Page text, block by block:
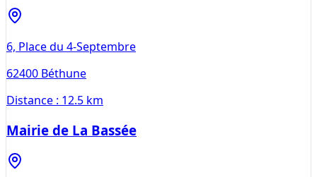
6, Place du 4-Septembre
62400 Béthune
Distance : 12.5 km
Mairie de La Bassée